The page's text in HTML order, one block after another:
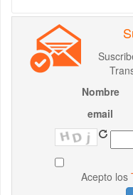
Nombre
email
Acepto los